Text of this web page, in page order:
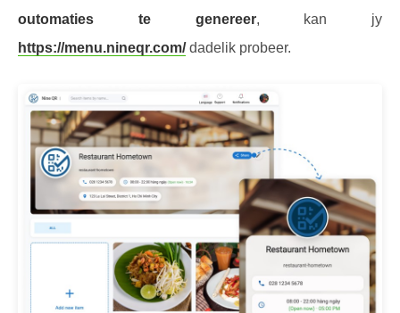
outomaties te genereer, kan jy
https://menu.nineqr.com/dadelik probeer.